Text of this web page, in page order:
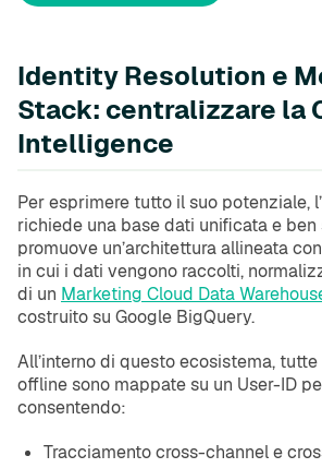
Identity Resolution e
Stack: centralizzare la
Intelligence
Per esprimere tutto il suo potenziale,
richiede una base dati unificata e
promuove un’architettura allineata
in cui i dati vengono raccolti,
di un Marketing Cloud Data
costruito su Google BigQuery.
All’interno di questo ecosistema,
offline sono mappate su un User-ID
consentendo:
Tracciamento cross-channel e